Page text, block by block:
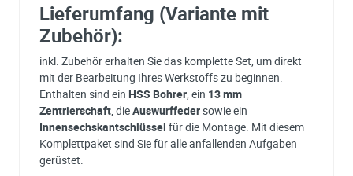
Lieferumfang (Variante mit
Zubehör):
inkl. Zubehör erhalten Sie das komplette Set, um direkt
mit der Bearbeitung Ihres Werkstoffs zu beginnen.
Enthalten sind ein HSS Bohrer, ein 13 mm
Zentrierschaft, dieAuswurffedersowie ein
Innensechskantschlüssel für die Montage. Mit diesem
Komplettpaket sind Sie für alle anfallenden Aufgaben
gerüstet.